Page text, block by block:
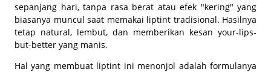
sepanjang hari, tanpa rasa berat atau efek "kering" yang
biasanya muncul saat memakai liptint tradisional. Hasilnya
tetap natural, lembut, dan memberikan kesan your-lips-
but-better yang manis.
Hal yang membuat liptint ini menonjol adalah formulanya